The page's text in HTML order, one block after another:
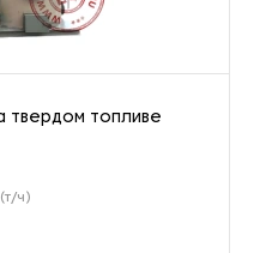
твердом топливе
ч)